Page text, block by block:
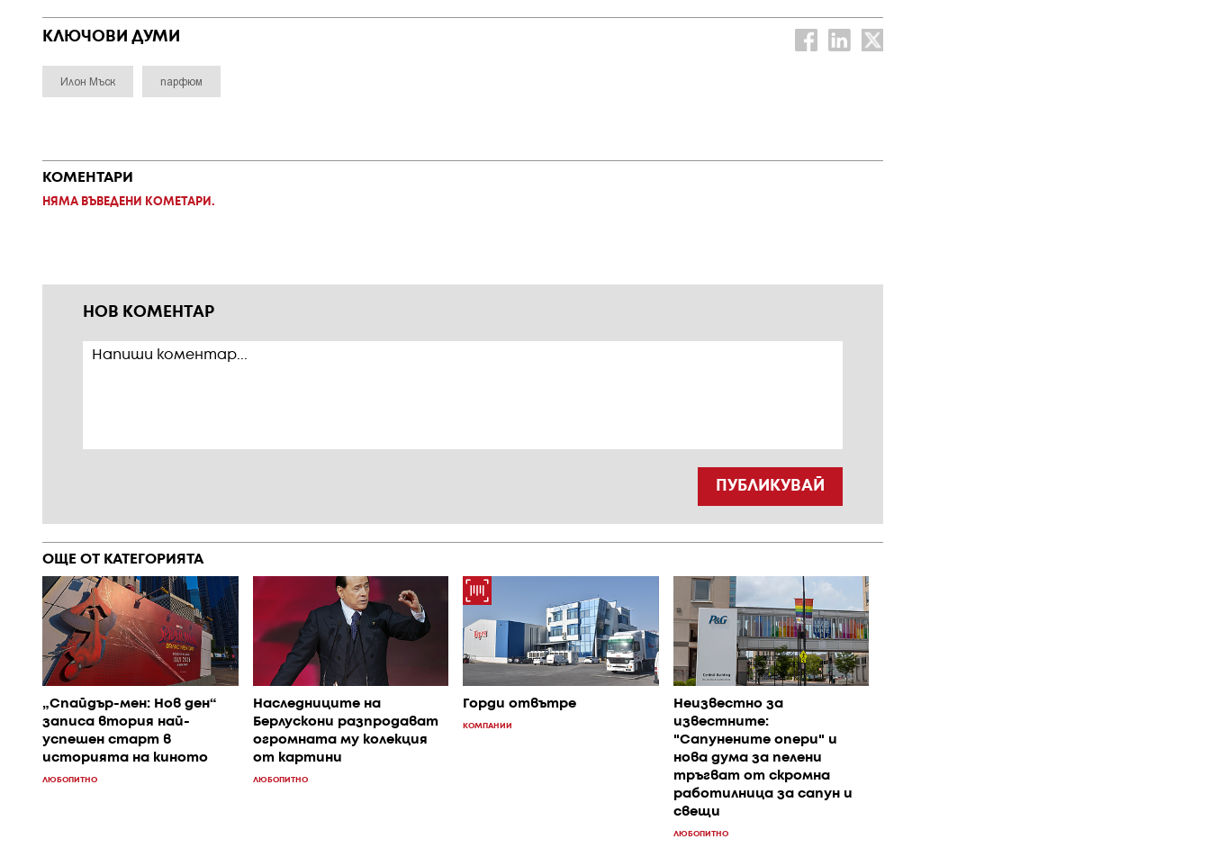
КЛЮЧОВИ ДУМИ
Илон Мъск парфюм
КОМЕНТАРИ
НЯМА ВЪВЕДЕНИ КОМЕТАРИ.
НОВ КОМЕНТАР
ПУБЛИКУВАЙ
ОЩЕ ОТ КАТЕГОРИЯТА
„Спайдър-мен: Нов ден“
записа втория най-
успешен старт в
историята на киното
ЛЮБОПИТНО
Наследниците на
Берлускони разпродават
огромната му колекция
от картини
ЛЮБОПИТНО
Горди отвътре
КОМПАНИИ
Неизвестно за
известните:
"Сапунените опери" и
нова дума за пелени
тръгват от скромна
работилница за сапун и
свещи
ЛЮБОПИТНО